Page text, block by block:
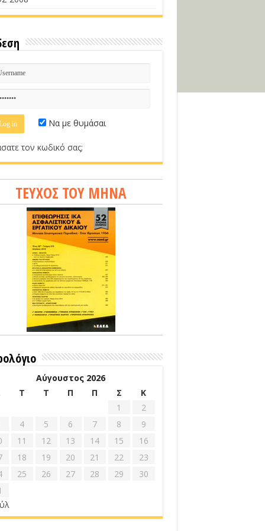
Να με θυμάσαι
τον κωδικό σας;
ΤΕΥΧΟΣ ΤΟΥ ΜΗΝΑ
Αύγουστος 2026
Τ Τ Π Π Σ
Κ
1
2
4 5 6 7 8
9
11 12 13 14 15
16
18 19 20 21 22
23
25 26 27 28 29
30